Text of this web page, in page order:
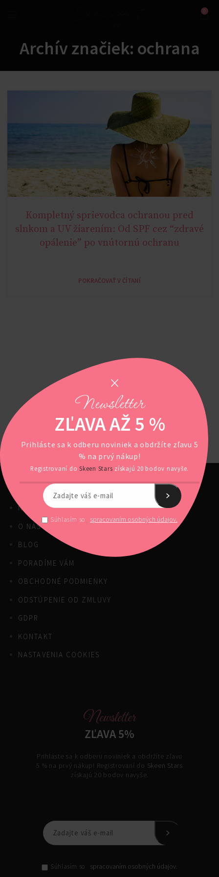
0
Archív značiek: ochrana
Kompletný sprievodca ochranou pred
slnkom a UV žiarením: Od SPF cez “zdravé
opálenie” po vnútornú ochranu
POKRAČOVAŤ V ČÍTANÍ
NAŠE PRODUKTY
O NÁS
BLOG
PORADÍME VÁM
OBCHODNÉ PODMIENKY
ODSTÚPENIE OD ZMLUVY
GDPR
KONTAKT
NASTAVENIA COOKIES
Newsletter
ZĽAVA 5%
Prihláste sa k odberu noviniek a obdržíte zľavu
5 % na prvý nákup! Registrovaní do Skeen Stars
získajú 20 bodov navyše.
Súhlasím so spracovaním osobných údajov.
Newsletter
ZĽAVA AŽ 5 %
Prihláste sa k odberu noviniek a obdržíte zľavu 5
% na prvý nákup!
Registrovaní do Skeen Stars získajú 20 bodov navyše.
Súhlasím so spracovaním osobných údajov.